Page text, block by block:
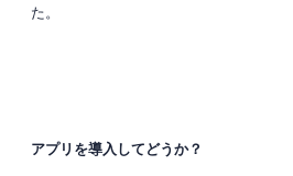
た。
アプリを導入してどうか？